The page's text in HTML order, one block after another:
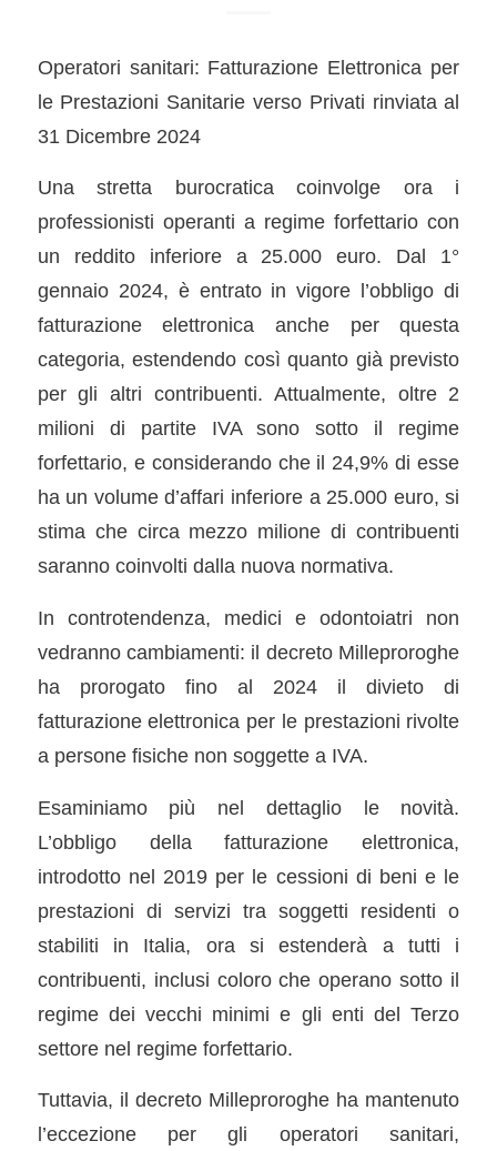
Operatori sanitari: Fatturazione Elettronica per
le Prestazioni Sanitarie verso Privati rinviata al
31 Dicembre 2024
Una stretta burocratica coinvolge ora i
professionisti operanti a regime forfettario con
un reddito inferiore a 25.000 euro. Dal 1°
gennaio 2024, è entrato in vigore l’obbligo di
fatturazione elettronica anche per questa
categoria, estendendo così quanto già previsto
per gli altri contribuenti. Attualmente, oltre 2
milioni di partite IVA sono sotto il regime
forfettario, e considerando che il 24,9% di esse
ha un volume d’affari inferiore a 25.000 euro, si
stima che circa mezzo milione di contribuenti
saranno coinvolti dalla nuova normativa.
In controtendenza, medici e odontoiatri non
vedranno cambiamenti: il decreto Milleproroghe
ha prorogato fino al 2024 il divieto di
fatturazione elettronica per le prestazioni rivolte
a persone fisiche non soggette a IVA.
Esaminiamo più nel dettaglio le novità.
L’obbligo della fatturazione elettronica,
introdotto nel 2019 per le cessioni di beni e le
prestazioni di servizi tra soggetti residenti o
stabiliti in Italia, ora si estenderà a tutti i
contribuenti, inclusi coloro che operano sotto il
regime dei vecchi minimi e gli enti del Terzo
settore nel regime forfettario.
Tuttavia, il decreto Milleproroghe ha mantenuto
l’eccezione per gli operatori sanitari,